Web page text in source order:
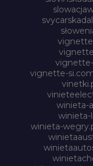
vignette-
winieta-
winieta-
winieta-